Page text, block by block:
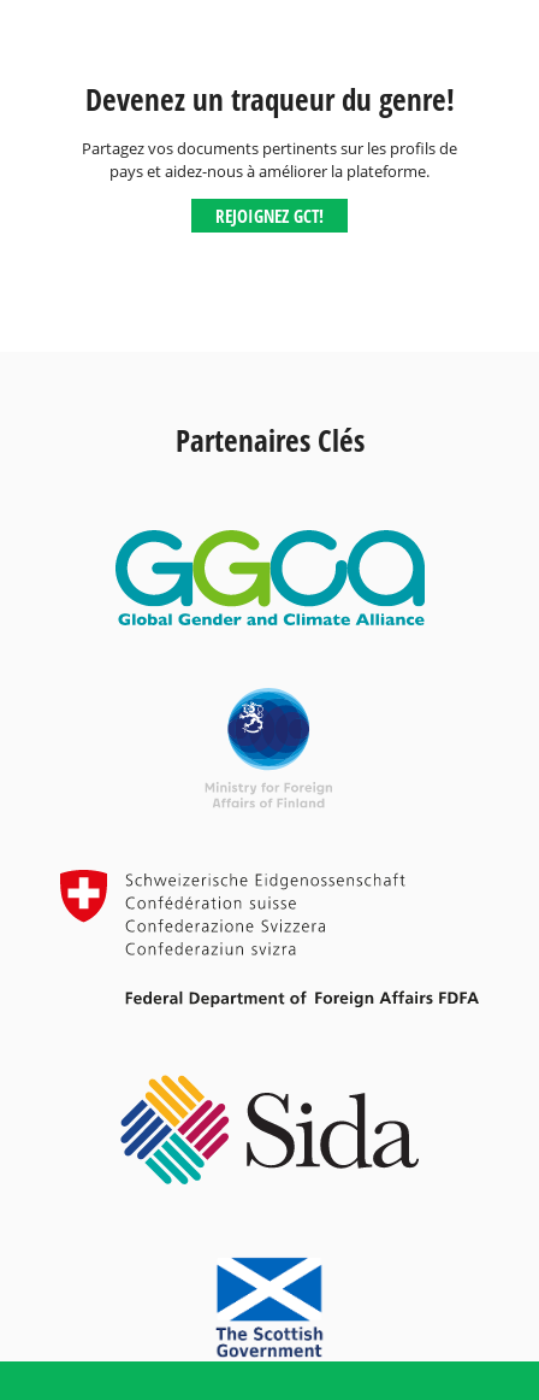
Devenez un traqueur du genre!
Partagez vos documents pertinents sur les profils de
pays et aidez-nous à améliorer la plateforme.
REJOIGNEZ GCT!
Partenaires Clés